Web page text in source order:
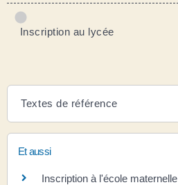
Inscription au lycée
Textes de référence
Et aussi
Inscription à l'école maternelle